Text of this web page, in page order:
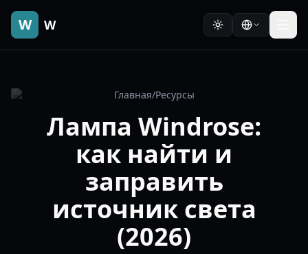
W W
Главная/Ресурсы
Лампа Windrose:
как найти и
заправить
источник света
(2026)